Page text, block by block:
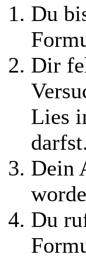
Du
Dir
Lies
darfst.
Dein
Du